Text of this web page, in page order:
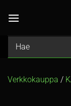
Verkkokauppa /